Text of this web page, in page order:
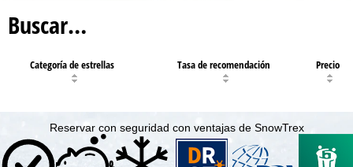
Buscar…
Categoría de estrellas Tasa de recomendación Precio
Reservar con seguridad con ventajas de SnowTrex